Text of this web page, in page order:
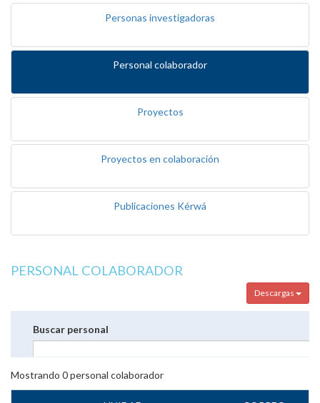
Personas investigadoras
Personal colaborador
Proyectos
Proyectos en colaboración
Publicaciones Kérwá
PERSONAL COLABORADOR
Descargas
Buscar personal
Mostrando 0personal colaborador